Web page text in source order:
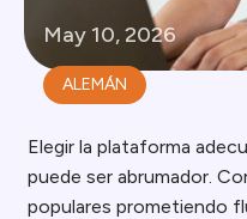
May 10, 2026
ALEMÁN
Elegir la plataforma
puede ser abrumador.
populares prometiendo